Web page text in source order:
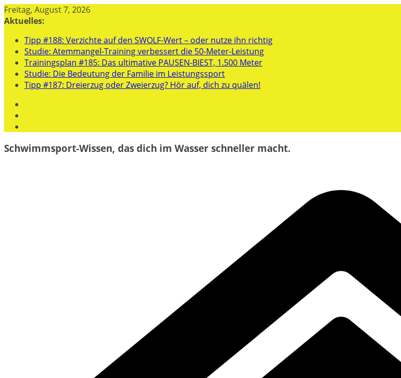
Zum
Inhalt
Freitag, August 7, 2026
Aktuelles:
Tipp #188: Verzichte auf den SWOLF-Wert – oder nutze ihn richtig
Studie: Atemmangel-Training verbessert die 50-Meter-Leistung
Trainingsplan #185: Das ultimative PAUSEN-BIEST, 1.500 Meter
Studie: Die Bedeutung der Familie im Leistungssport
Tipp #187: Dreierzug oder Zweierzug? Hör auf, dich zu quälen!
Schwimmsport-Wissen, das dich im Wasser schneller macht.